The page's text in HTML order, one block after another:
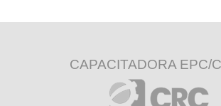
CAPACITADORA EPC/